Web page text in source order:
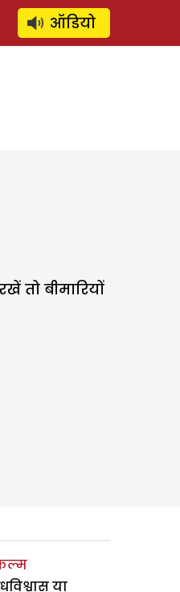
SUBSCRIBE
ऑडियो
बीमारियों
या